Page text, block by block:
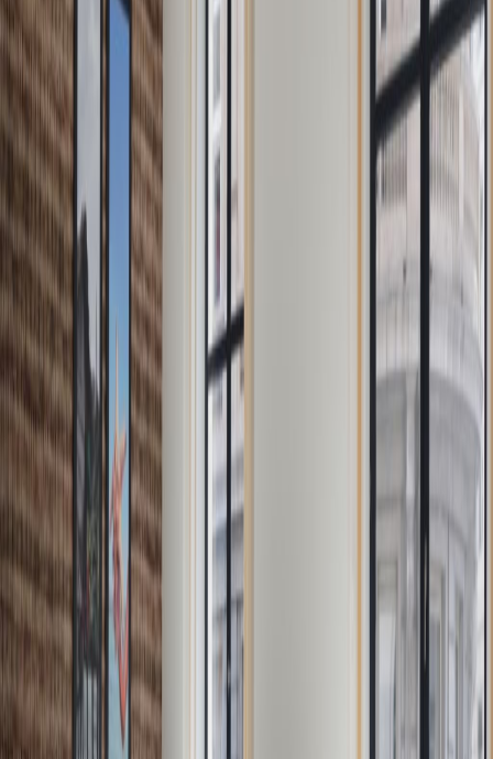
Prijs op aanvraag
Beschrijving kantoor
The workspace is ideally located in the centre
of Brussels, close to all major institutions, a few
steps from the European Institutions. Senate,
Parliament, Embassies can be reached within
walking distance. Beside this centre the
biggest park in the city, Royal Parc offers a
wonderful place to walk around or jog around
at lunchtime. All types of transportation
systems are easily available and very close to
the centre. A distance of 5 minutes needs to
cover from the workspace to the Central
Station. Also, the metro station Madou is very
close to the centre.
Soortgelijke kantoren
Avenue des Arts, 6, 1210
van €375p/mnd
Brussels Central Station, Rue des Colonies 56,
1000
van €440p/mnd
Rue des Colonies 11, 1000
van €275 p/mnd
Rue de la Loi 62, Étages 0, 1, 2, 3, 1040
van €415
p/mnd
Kantoorruimte in de buurt